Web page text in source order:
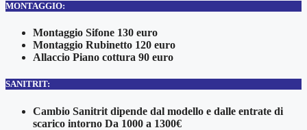
MONTAGGIO:
Montaggio Sifone 130 euro
Montaggio Rubinetto 120 euro
Allaccio Piano cottura 90 euro
SANITRIT:
Cambio Sanitrit dipende dal modello e dalle entrate di
scarico intorno Da 1000 a 1300€